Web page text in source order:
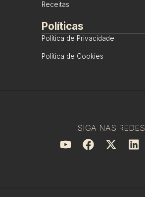
Receitas
Políticas
Política de Privacidade
Política de Cookies
SIGA NAS REDES